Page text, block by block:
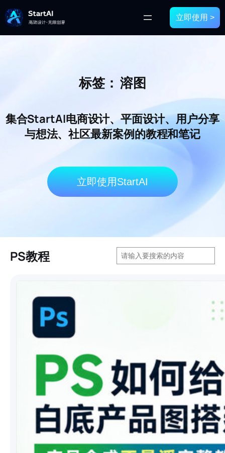
立即使用 >
标签：溶图
集合StartAI电商设计、平面设计、用户分享
与想法、社区最新案例的教程和笔记
立即使用StartAI
PS教程
搜
索